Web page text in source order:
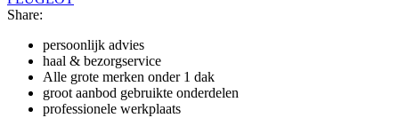
Share:
persoonlijk advies
haal & bezorgservice
Alle grote merken onder 1 dak
groot aanbod gebruikte onderdelen
professionele werkplaats